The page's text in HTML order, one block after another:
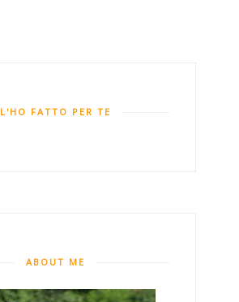
L'HO FATTO PER TE
ABOUT ME